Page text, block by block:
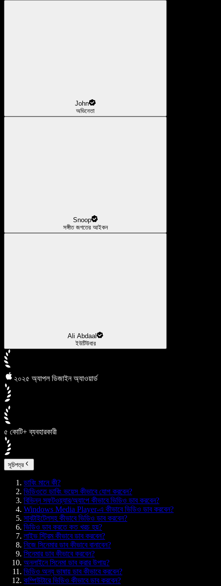
John
অভিনেতা
Snoop
সঙ্গীত জগতের আইকন
Ali Abdaal
ইউটিউবার
২০২৫ অ্যাপল ডিজাইন অ্যাওয়ার্ড
৫ কোটি+ ব্যবহারকারী
সূচিপত্র
ডাবিং মানে কী?
ভিডিওতে ডাবিং ভয়েস কীভাবে যোগ করবেন?
বিভিন্ন সফটওয়্যার/অ্যাপে কীভাবে ভিডিও ডাব করবেন?
Windows Media Player-এ কীভাবে ভিডিও ডাব করবেন?
সাবটাইটেলসহ কীভাবে ভিডিও ডাব করবেন?
ভিডিও ডাব করতে কত খরচ হয়?
লাইভ স্ট্রিম কীভাবে ডাব করবেন?
নিজে সিনেমার ডাব কীভাবে বানাবেন?
সিনেমার ডাব কীভাবে করবেন?
অনলাইনে সিনেমা ডাব করার উপায়?
ভিডিও অন্য ভাষায় ডাব কীভাবে করবেন?
কম্পিউটারে ভিডিও কীভাবে ডাব করবেন?